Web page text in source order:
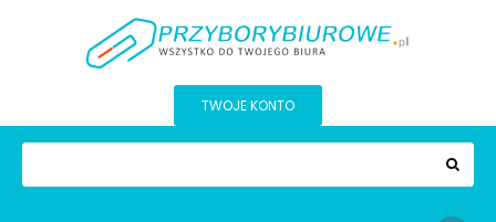
TWOJE KONTO